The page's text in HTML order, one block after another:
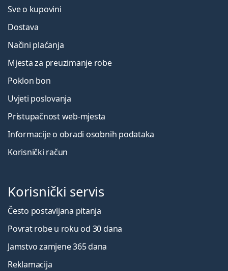
Sve o kupovini
Dostava
Načini plaćanja
Mjesta za preuzimanje robe
Poklon bon
Uvjeti poslovanja
Pristupačnost web-mjesta
Informacije o obradi osobnih podataka
Korisnički račun
Korisnički servis
Često postavljana pitanja
Povrat robe u roku od 30 dana
Jamstvo zamjene 365 dana
Reklamacija